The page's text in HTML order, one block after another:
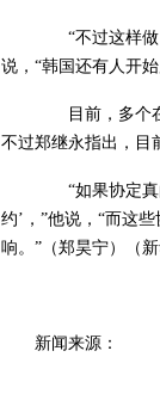
“不过这样做
说，“韩国还有人开
目前，多个在
不过郑继永指出，目
“如果协定真
约’，”他说，“而这
响。”（郑昊宁）（新
新闻来源：